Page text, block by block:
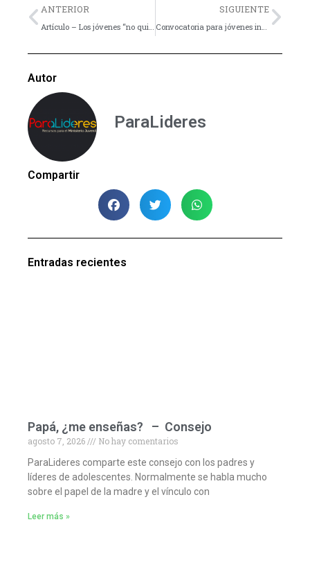
Previo
ANTERIOR SIGUIENTE
Autor
ParaLideres
Compartir
Entradas recientes
Papá, ¿me enseñas? – Consejo
agosto 7, 2026
No hay comentarios
ParaLideres comparte este consejo con los padres y
líderes de adolescentes. Normalmente se habla mucho
sobre el papel de la madre y el vínculo con
Leer más »